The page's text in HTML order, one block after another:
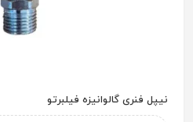
نیپل فنری گالوانیزه فیلبرتو